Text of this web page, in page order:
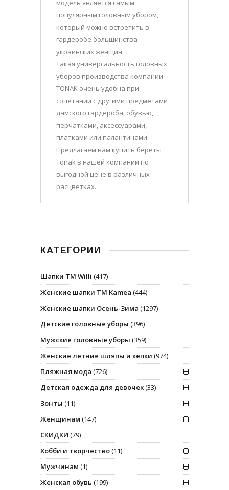
модель является самым
популярным головным убором,
который можно встретить в
гардеробе большинства
украинских женщин.
Такая универсальность головных
уборов производства компании
TONAK очень удобна при
сочетании с другими предметами
дамского гардероба, обувью,
перчатками, аксессуарами,
платками или палантинами.
Предлагаем вам купить береты
Tonak в нашей компании по
выгодной цене в различных
расцветках.
КАТЕГОРИИ
Шапки ТМ Willi (417)
Женские шапки ТМ Kamea (444)
Женские шапки Осень-Зима (1297)
Детские головные уборы (396)
Мужские головные уборы (359)
Женские летние шляпы и кепки (974)
Пляжная мода (726)
Детская одежда для девочек(33)
Зонты (11)
Женщинам (147)
СКИДКИ (79)
Хобби и творчество(11)
Мужчинам (1)
Женская обувь (199)